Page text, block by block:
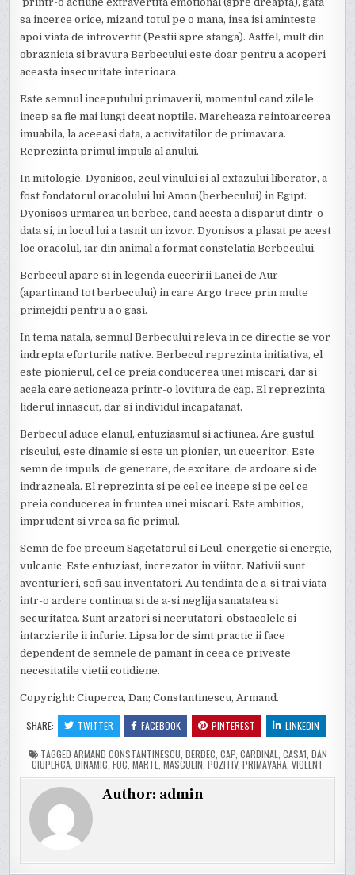
sa incerce orice, mizand totul pe o mana, insa isi aminteste
apoi viata de introvertit (Pestii spre stanga). Astfel, mult din
obraznicia si bravura Berbecului este doar pentru a acoperi
aceasta insecuritate interioara.
Este semnul inceputului primaverii, momentul cand zilele
incep sa fie mai lungi decat noptile. Marcheaza reintoarcerea
imuabila, la aceeasi data, a activitatilor de primavara.
Reprezinta primul impuls al anului.
In mitologie, Dyonisos, zeul vinului si al extazului liberator, a
fost fondatorul oracolului lui Amon (berbecului) in Egipt.
Dyonisos urmarea un berbec, cand acesta a disparut dintr-o
data si, in locul lui a tasnit un izvor. Dyonisos a plasat pe acest
loc oracolul, iar din animal a format constelatia Berbecului.
Berbecul apare si in legenda cuceririi Lanei de Aur
(apartinand tot berbecului) in care Argo trece prin multe
primejdii pentru a o gasi.
In tema natala, semnul Berbecului releva in ce directie se vor
indrepta eforturile native. Berbecul reprezinta initiativa, el
este pionierul, cel ce preia conducerea unei miscari, dar si
acela care actioneaza printr-o lovitura de cap. El reprezinta
liderul innascut, dar si individul incapatanat.
Berbecul aduce elanul, entuziasmul si actiunea. Are gustul
riscului, este dinamic si este un pionier, un cuceritor. Este
semn de impuls, de generare, de excitare, de ardoare si de
indrazneala. El reprezinta si pe cel ce incepe si pe cel ce
preia conducerea in fruntea unei miscari. Este ambitios,
imprudent si vrea sa fie primul.
Semn de foc precum Sagetatorul si Leul, energetic si energic,
vulcanic. Este entuziast, increzator in viitor. Nativii sunt
aventurieri, sefi sau inventatori. Au tendinta de a-si trai viata
intr-o ardere continua si de a-si neglija sanatatea si
securitatea. Sunt arzatori si necrutatori, obstacolele si
intarzierile ii infurie. Lipsa lor de simt practic ii face
dependent de semnele de pamant in ceea ce priveste
necesitatile vietii cotidiene.
Copyright: Ciuperca, Dan; Constantinescu, Armand.
SHARE: TWITTER FACEBOOK PINTEREST LINKEDIN
TAGGED ARMAND CONSTANTINESCU BERBEC CAP, CARDINAL CASA1 DAN
CIUPERCA DINAMIC FOC MARTE MASCULIN POZITIV, PRIMAVARA VIOLENT
Author: admin